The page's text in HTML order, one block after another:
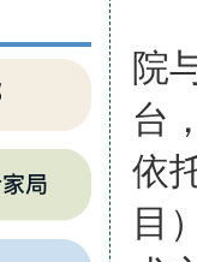
院
台
依
目